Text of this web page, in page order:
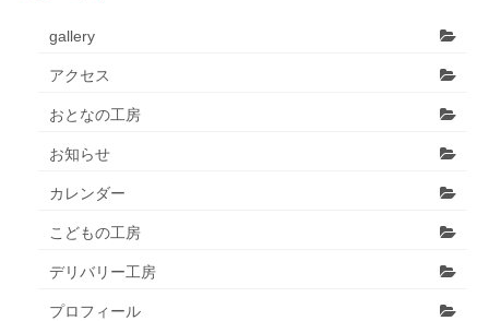
gallery
アクセス
おとなの工房
お知らせ
カレンダー
こどもの工房
デリバリー工房
プロフィール